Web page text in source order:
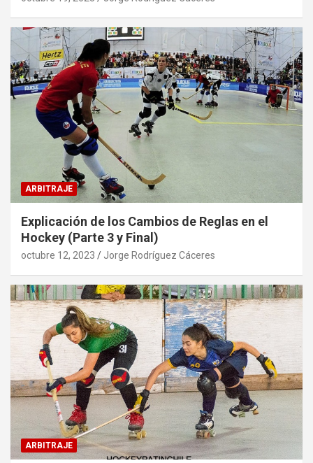
ARBITRAJE
Explicación de los Cambios de Reglas en el
Hockey (Parte 3 y Final)
octubre 12, 2023 Jorge Rodríguez Cáceres
ARBITRAJE